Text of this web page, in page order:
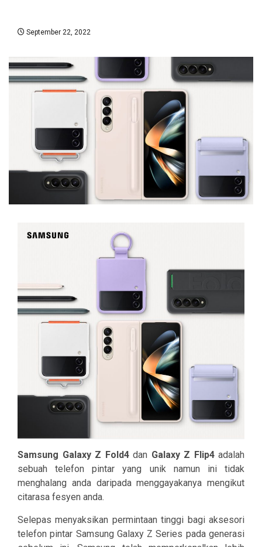
September 22, 2022
Samsung Galaxy Z Fold4dan Galaxy Z Flip4adalah
sebuah telefon pintar yang unik namun ini tidak
menghalang anda daripada menggayakanya mengikut
citarasa fesyen anda.
Selepas menyaksikan permintaan tinggi bagi aksesori
telefon pintar Samsung Galaxy Z Series pada generasi